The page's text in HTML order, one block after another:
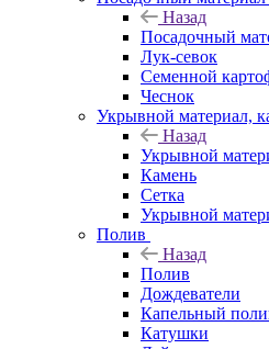
Назад
Посадочный
Лук-севок
Семенной
Чеснок
Укрывной материал,
Назад
Укрывной
Камень
Сетка
Укрывной
Полив
Назад
Полив
Дождеватели
Капельный
Катушки